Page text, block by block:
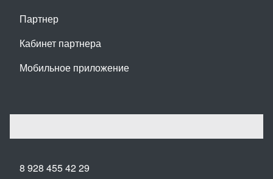
Партнер
Кабинет партнера
Мобильное приложение
8 928 455 42 29